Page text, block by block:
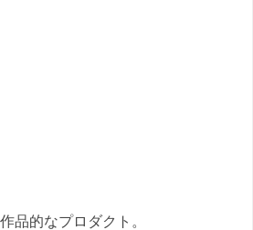
品的なプロダクト。